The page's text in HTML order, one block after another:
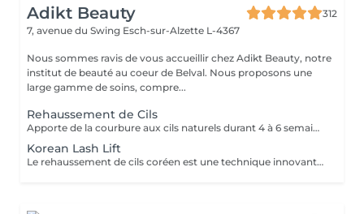
Adikt Beauty
312
7, avenue du Swing Esch-sur-Alzette L-4367
Nous sommes ravis de vous accueillir chez Adikt Beauty, notre
institut de beauté au coeur de Belval. Nous proposons une
large gamme de soins, compre...
Rehaussement de Cils
Apporte de la courbure aux cils naturels durant 4 à 6 semaines.
Korean Lash Lift
Le rehaussement de cils coréen est une technique innovante qui permet de courber les cils naturels dès la racine. Contrairement aux méthodes classiques, il utilise une formule douce à base de Cystéamine, sans colle, ce qui idéal pour les cils fragiles ou les yeux sensibles. Entre les deux étapes, un soin des cils est réalisé pour nourrir les cils en profondeur. Choisissez l'option avec coloration pour un effet plus marqué et profond.